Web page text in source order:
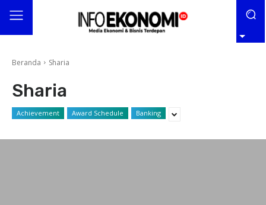
Beranda Sharia
Sharia
Achievement Award Schedule Banking